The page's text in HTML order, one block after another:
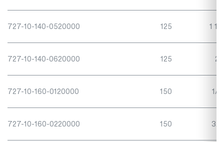
727-10-140-0520000 125 1 1/
727-10-140-0620000 125 2"
727-10-160-0120000 150 1/
727-10-160-0220000 150 3/